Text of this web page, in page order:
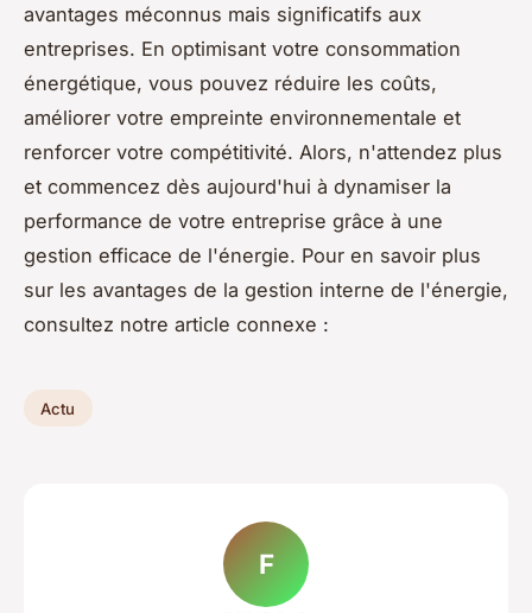
avantages méconnus mais significatifs aux
entreprises. En optimisant votre consommation
énergétique, vous pouvez réduire les coûts,
améliorer votre empreinte environnementale et
renforcer votre compétitivité. Alors, n'attendez plus
et commencez dès aujourd'hui à dynamiser la
performance de votre entreprise grâce à une
gestion efficace de l'énergie. Pour en savoir plus
sur les avantages de la gestion interne de l'énergie,
consultez notre article connexe :
Actu
F